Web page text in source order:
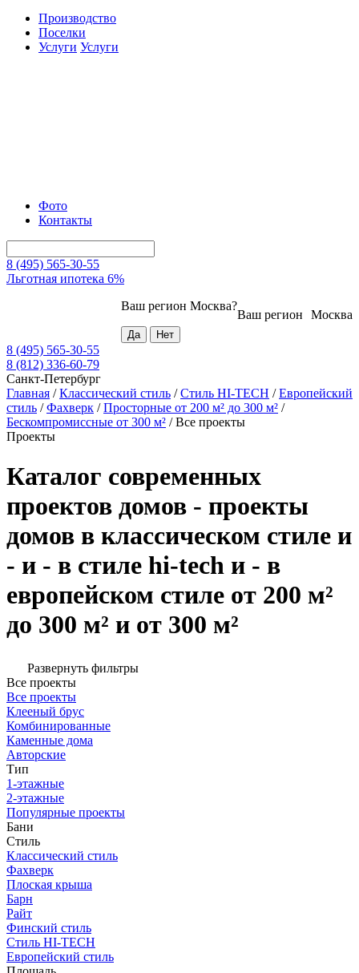
Производство
Поселки
Услуги Услуги
Фото
Контакты
8 (495) 565-30-55
Льготная ипотека 6%
Москва
Ваш регион
Ваш регион Москва?
8 (495) 565-30-55
8 (812) 336-60-79
Санкт-Петербург
Главная /Классический стиль /Стиль HI-TECH /Европейский
стиль /Фахверк /Просторные от 200 м² до 300 м² /
Бескомпромиссные от 300 м² /Все проекты
Проекты
Каталог современных
проектов домов - проекты
домов в классическом стиле и
- и - в стиле hi-tech и - в
европейском стиле от 200 м²
до 300 м² и от 300 м²
Развернуть фильтры
Все проекты
Все проекты
Клееный брус
Комбинированные
Каменные дома
Авторские
Тип
1-этажные
2-этажные
Популярные проекты
Бани
Стиль
Классический стиль
Фахверк
Плоская крыша
Барн
Райт
Финский стиль
Стиль HI-TECH
Европейский стиль